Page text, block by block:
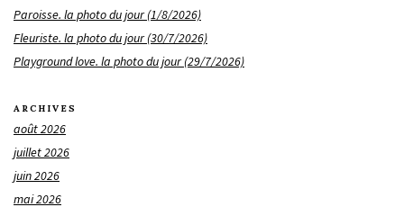
Paroisse. la photo du jour (1/8/2026)
Fleuriste. la photo du jour (30/7/2026)
Playground love. la photo du jour (29/7/2026)
ARCHIVES
août 2026
juillet 2026
juin 2026
mai 2026